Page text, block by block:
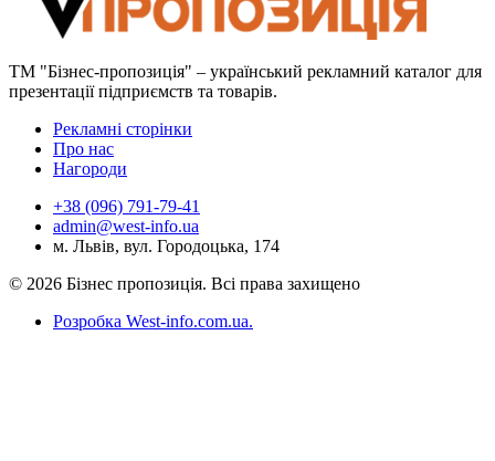
ТМ "Бізнес-пропозиція" – український рекламний каталог для
презентації підприємств та товарів.
Рекламні сторінки
Про нас
Нагороди
+38 (096) 791-79-41
admin@west-info.ua
м. Львів, вул. Городоцька, 174
© 2026 Бізнес пропозиція. Всі права захищено
Розробка West-info.com.ua.